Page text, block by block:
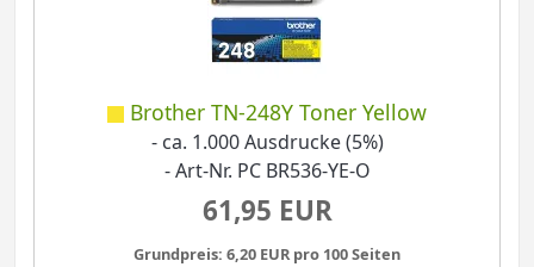
Brother TN-248Y Toner Yellow
- ca. 1.000 Ausdrucke (5%)
- Art-Nr. PC BR536-YE-O
61,95 EUR
Grundpreis: 6,20 EUR pro 100 Seiten